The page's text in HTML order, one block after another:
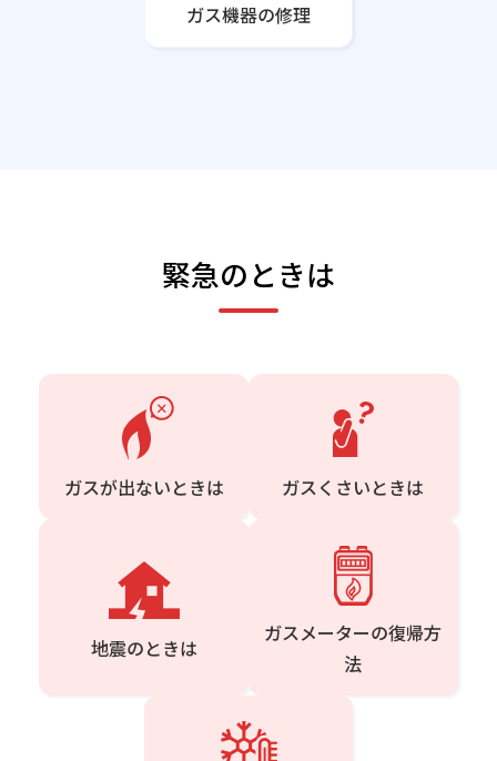
ガス機器の修理
緊急のときは
ガスが出ないときは ガスくさいときは
地震のときは
ガスメーターの復帰方
法